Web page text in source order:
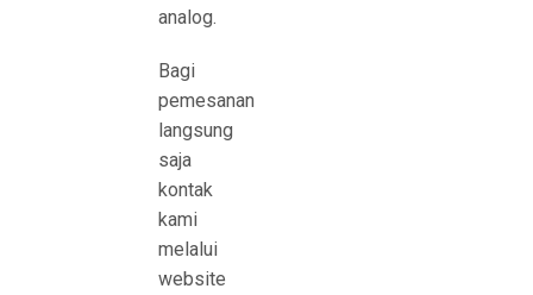
analog.
Bagi
pemesanan
langsung
saja
kontak
kami
melalui
website